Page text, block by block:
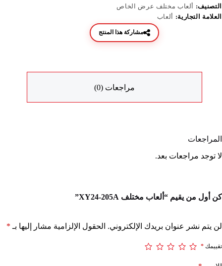
التصنيف: ألعاب مختلف عرض الخاص
العلامة التجارية: ألعاب
مشاركة هذا المنتج
مراجعات (0)
المراجعات
لا توجد مراجعات بعد.
كن أول من يقيم “ألعاب مختلف XY24-205A”
لن يتم نشر عنوان بريدك الإلكتروني. الحقول الإلزامية مشار إليها بـ *
تقييمك *